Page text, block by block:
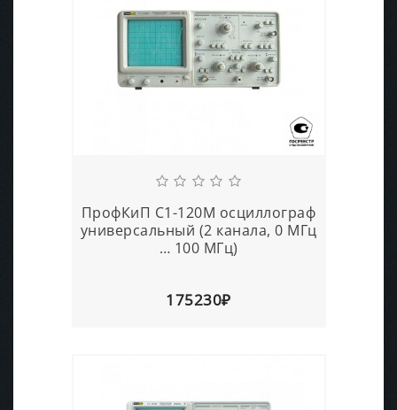
ПрофКиП С1-120М осциллограф
универсальный (2 канала, 0 МГц
… 100 МГц)
175230₽